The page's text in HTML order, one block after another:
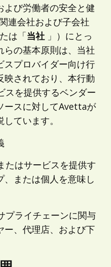
よび労働者の安全と健
連会社および子会社
は「当社 」）にとっ
らの基本原則は、当社
スプロバイダー向け行
映されており、本行動
スを提供するベンダー
ースに対してAvettaが
ています。
たはサービスを提供す
、または個人を意味し
プライチェーンに関与
ー、代理店、および下